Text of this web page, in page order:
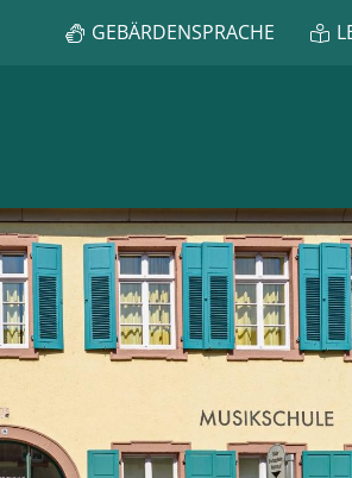
GEBÄRDENSPRACHE